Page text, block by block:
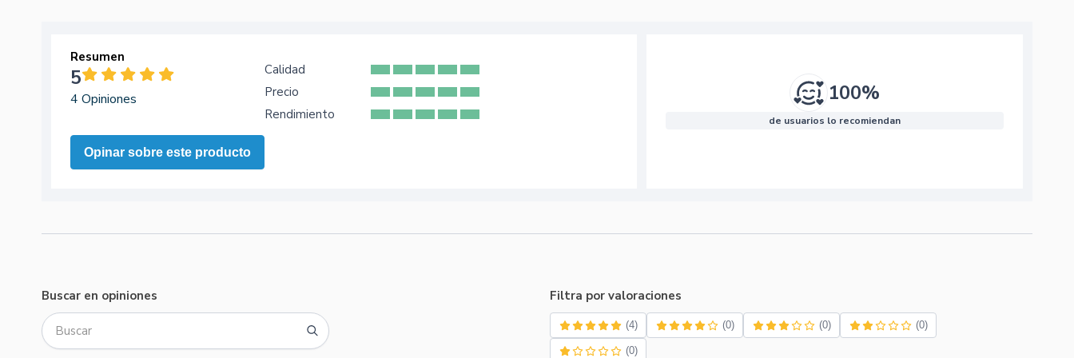
Resumen
5
4 Opiniones
Opinar sobre este producto
Calidad
Precio
Rendimiento
100%
de usuarios lo recomiendan
Buscar en opiniones Filtra por valoraciones
(4) (0) (0) (0)
(0)